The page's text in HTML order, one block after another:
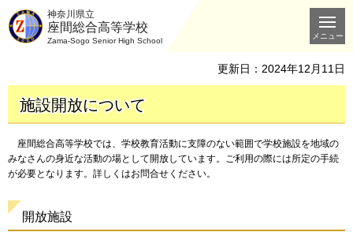
神奈川県立
座間総合高等学校
Zama-Sogo Senior High School
メニュー
更新日：2024年12月11日
施設開放について
座間総合高等学校では、学校教育活動に支障のない範囲で学校施設を地域の
みなさんの身近な活動の場として開放しています。ご利用の際には所定の手続
が必要となります。詳しくはお問合せください。
開放施設